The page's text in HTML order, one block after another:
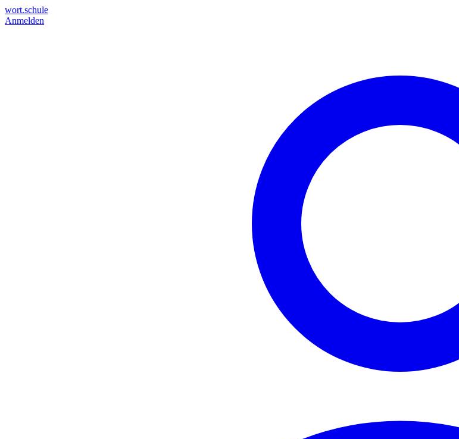
wort.schule
Anmelden